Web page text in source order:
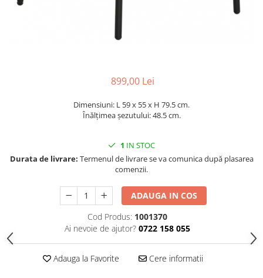
Textile pentru casa
Designers' Choice
899,00 Lei
Dimensiuni: L 59 x 55 x H 79.5 cm.
Înălțimea șezutului: 48.5 cm.
1 IN STOC
Durata de livrare: Termenul de livrare se va comunica după plasarea
comenzii.
ADAUGA IN COS
Cod Produs: 1001370
Ai nevoie de ajutor? 0722 158 055
Adauga la Favorite Cere informatii